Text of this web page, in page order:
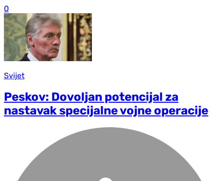
0
Svijet
Peskov: Dovoljan potencijal za
nastavak specijalne vojne operacije